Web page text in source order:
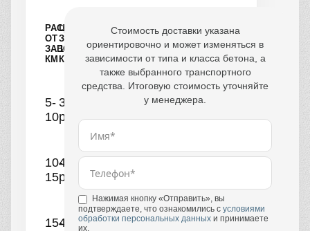
РАССТОЯНИЕ
ОТ
ЗАВОДА,
КМ
ЦЕНА
ЗА
1
КУБ
5-
10
390
руб.
10-
15
440
руб.
15-490
Стоимость доставки указана
ориентировочно и может изменяться в
зависимости от типа и класса бетона, а
также выбранного транспортного
средства. Итоговую стоимость уточняйте
у менеджера.
Нажимая кнопку «Отправить», вы
подтверждаете, что ознакомились с условиями
обработки персональных данных и принимаете
их.